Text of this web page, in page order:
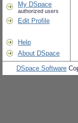
My DSpace
authorized users
Edit Profile
Help
About DSpace
DSpace Software